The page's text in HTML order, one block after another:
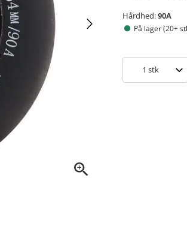
Hårdhed:90A
På lager (20+
1 stk